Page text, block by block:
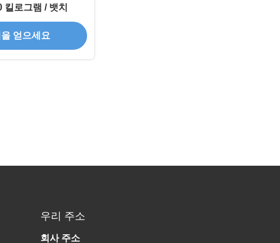
킬로그램 / 뱃치
얻으세요
우리 주소
회사 주소